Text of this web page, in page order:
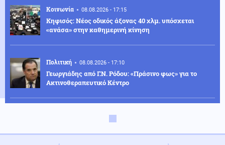
Κοινωνία 08.08.2026 - 17:15
Κηφισός: Νέος οδικός άξονας 40 χλμ. υπόσχεται
«ανάσα» στην καθημερινή κίνηση
Πολιτική 08.08.2026 - 17:10
Γεωργιάδης από Γ.Ν. Ρόδου: «Πράσινο φως» για το
Ακτινοθεραπευτικό Κέντρο
08.08.2026 - 16:56
και επίθεση σε πλοίο με πυρομαχικά